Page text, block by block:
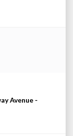
Avenue -